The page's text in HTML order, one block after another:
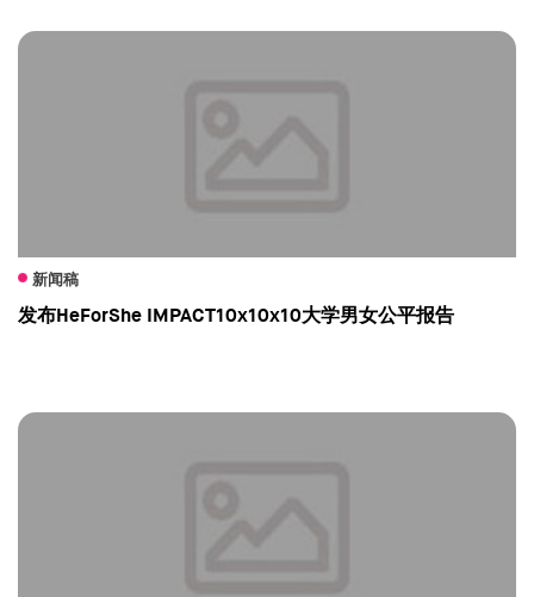
新闻稿
发布HeForShe IMPACT10x10x10大学男女公平报告